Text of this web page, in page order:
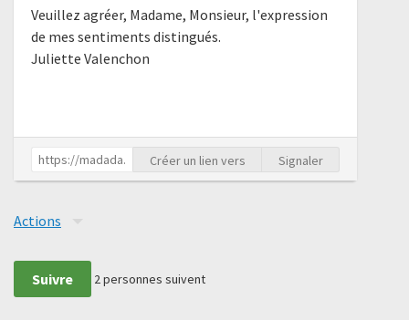
Veuillez agréer, Madame, Monsieur, l'expression
de mes sentiments distingués.
Juliette Valenchon
Créer un lien vers Signaler
Actions
Suivre 2personnes suivent